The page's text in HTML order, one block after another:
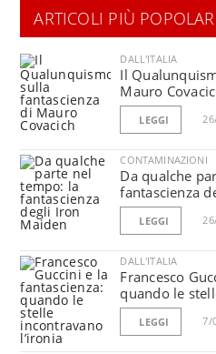
ARTICOLI PIÙ
DALL'ITALIA
Il
Mauro
LEGGI
CONTAMINAZIONI
Da qualche
fantascienza
LEGGI
DALL'ITALIA
Francesco
quando le
LEGGI 7/